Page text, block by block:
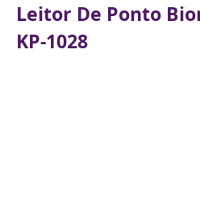
Leitor De Ponto
KP-1028